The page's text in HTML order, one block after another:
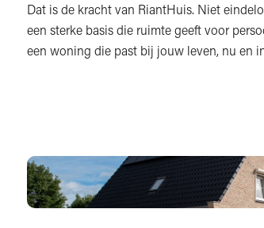
Dat is de kracht van RiantHuis. Niet
een sterke basis die ruimte geeft voor
een woning die past bij jouw leven, nu en